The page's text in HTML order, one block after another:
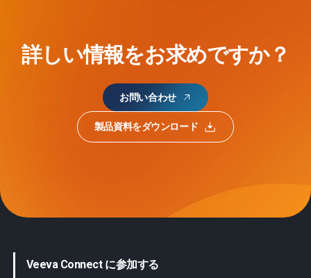
詳しい情報をお求めですか？
お問い合わせ
製品資料をダウンロード
Veeva Connect に参加する